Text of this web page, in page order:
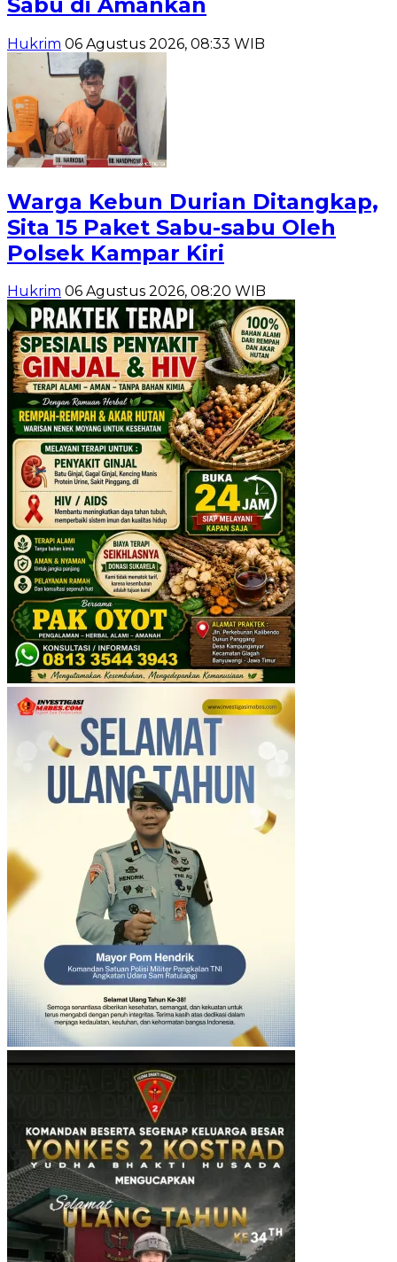
Hukrim 06 Agustus 2026, 08:33 WIB
Warga Kebun Durian Ditangkap,
Sita 15 Paket Sabu-sabu Oleh
Polsek Kampar Kiri
Hukrim 06 Agustus 2026, 08:20 WIB